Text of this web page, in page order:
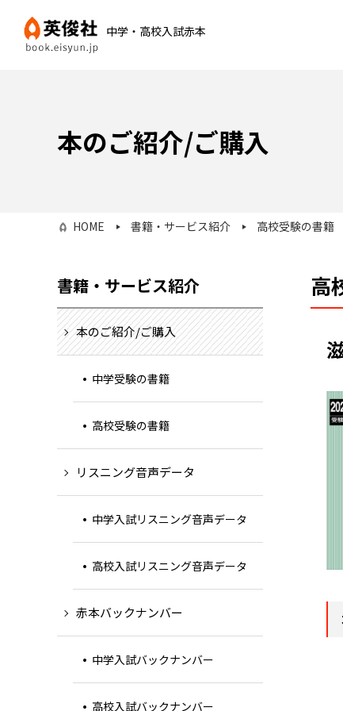
中学・高校入試赤本
本のご紹介/ご購入
HOME 書籍・サービス紹介 高校受験の書籍
高
書籍・サービス紹介
本のご紹介/ご購入
中学受験の書籍
高校受験の書籍
リスニング音声データ
中学入試リスニング音声データ
高校入試リスニング音声データ
赤本バックナンバー
中学入試バックナンバー
高校入試バックナンバー